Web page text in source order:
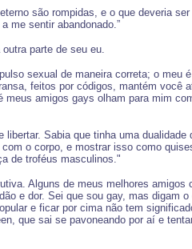
são rompidas, e o que deveria ser
me sentir abandonado.”
parte de seu eu.
sexual de maneira correta; o meu
feitos por códigos, mantém você
amigos gays olham para mim
Sabia que tinha uma dualidade
o corpo, e mostrar isso como
de troféus masculinos."
Alguns de meus melhores amigos
e dor. Sei que sou gay, mas digam o
e ficar por cima não tem
que sai se pavoneando por aí e